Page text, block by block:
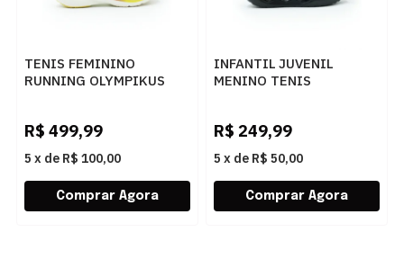
TENIS FEMININO
RUNNING OLYMPIKUS
R$ 499,99
5 x de R$ 100,00
INFANTIL JUVENIL
MENINO TENIS
R$ 249,99
5 x de R$ 50,00